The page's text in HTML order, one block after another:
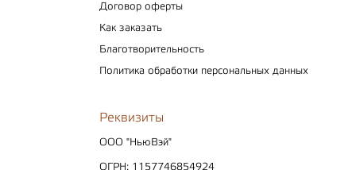
Договор оферты
Как заказать
Благотворительность
Политика обработки персональных данных
Реквизиты
ООО "НьюВэй"
ОГРН: 1157746854924